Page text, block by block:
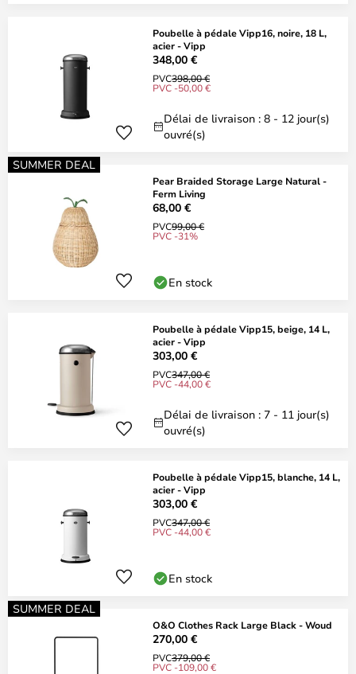
Poubelle à pédale Vipp16, noire, 18 L,
acier - Vipp
348,00 €
PVC398,00 €
PVC -50,00 €
Délai de livraison : 8 - 12 jour(s)
ouvré(s)
SUMMER DEAL
Pear Braided Storage Large Natural -
Ferm Living
68,00 €
PVC99,00 €
PVC -31%
En stock
Poubelle à pédale Vipp15, beige, 14 L,
acier - Vipp
303,00 €
PVC347,00 €
PVC -44,00 €
Délai de livraison : 7 - 11 jour(s)
ouvré(s)
Poubelle à pédale Vipp15, blanche, 14 L,
acier - Vipp
303,00 €
PVC347,00 €
PVC -44,00 €
En stock
SUMMER DEAL
O&O Clothes Rack Large Black - Woud
270,00 €
PVC379,00 €
PVC -109,00 €